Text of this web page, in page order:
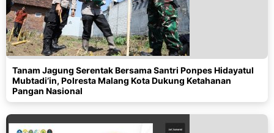
Tanam Jagung Serentak Bersama Santri Ponpes Hidayatul
Mubtadi’in, Polresta Malang Kota Dukung Ketahanan
Pangan Nasional